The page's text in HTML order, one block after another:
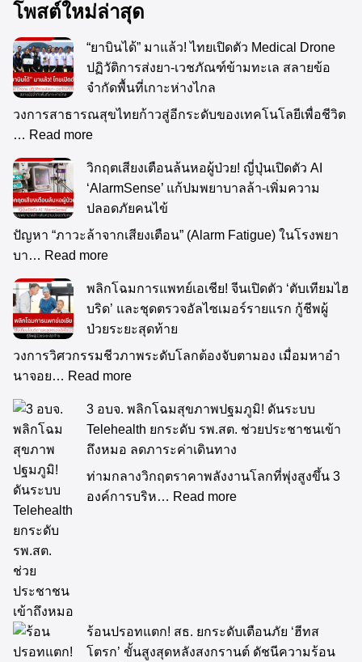
โพสต์ใหม่ล่าสุด
“ยาบินได้” มาแล้ว! ไทยเปิดตัว Medical Drone
ปฏิวัติการส่งยา-เวชภัณฑ์ข้ามทะเล สลายข้อ
จำกัดพื้นที่เกาะห่างไกล
วงการสาธารณสุขไทยก้าวสู่อีกระดับของเทคโนโลยีเพื่อชีวิต
… Read more
วิกฤตเสียงเตือนล้นหอผู้ป่วย! ญี่ปุ่นเปิดตัว AI
‘AlarmSense’ แก้ปมพยาบาลล้า-เพิ่มความ
ปลอดภัยคนไข้
ปัญหา “ภาวะล้าจากเสียงเตือน” (Alarm Fatigue) ในโรงพยา
บา… Read more
พลิกโฉมการแพทย์เอเชีย! จีนเปิดตัว ‘ตับเทียมไฮ
บริด’ และชุดตรวจอัลไซเมอร์รายแรก กู้ชีพผู้
ป่วยระยะสุดท้าย
วงการวิศวกรรมชีวภาพระดับโลกต้องจับตามอง เมื่อมหาอำ
นาจอย… Read more
3 อบจ. พลิกโฉมสุขภาพปฐมภูมิ! ดันระบบ
Telehealth ยกระดับ รพ.สต. ช่วยประชาชนเข้า
ถึงหมอ ลดภาระค่าเดินทาง
ท่ามกลางวิกฤตราคาพลังงานโลกที่พุ่งสูงขึ้น 3
องค์การบริห… Read more
ร้อนปรอทแตก! สธ. ยกระดับเตือนภัย ‘ฮีทส
โตรก’ ขั้นสูงสุดหลังสงกรานต์ ดัชนีความร้อน